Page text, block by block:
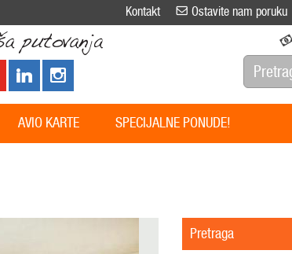
Kontakt Ostavite nam poruku
AVIO KARTE SPECIJALNE PONUDE!
Pretraga